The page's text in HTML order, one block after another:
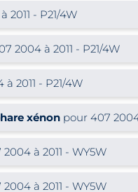
2011 - P21/4W
2004 à 2011 - P21/4W
2011 - P21/4W
xénon pour 407
à 2011 - WY5W
à 2011 - WY5W